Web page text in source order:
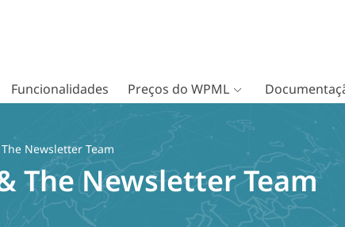
Funcionalidades Preços do WPML
Newsletter Team
The Newsletter Team